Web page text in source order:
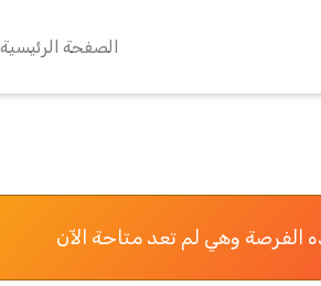
الصفحة الرئيسية
الفرصة وهي لم تعد متاحة الآن